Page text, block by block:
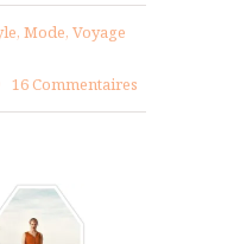
Mode, Voyage
16 Commentaires